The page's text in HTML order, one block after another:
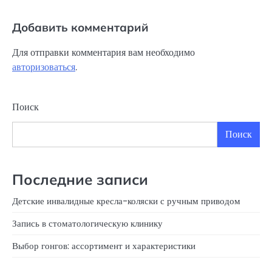
Добавить комментарий
Для отправки комментария вам необходимо
авторизоваться.
Поиск
Поиск
Последние записи
Детские инвалидные кресла-коляски с ручным приводом
Запись в стоматологическую клинику
Выбор гонгов: ассортимент и характеристики